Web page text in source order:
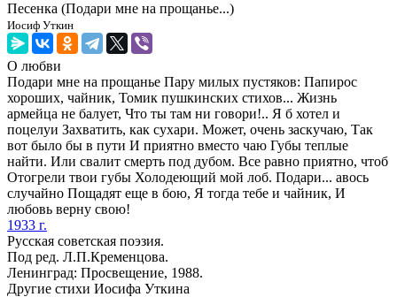
Песенка (Подари мне на прощанье...)
Иосиф Уткин
О любви
Подари мне на прощанье Пару милых пустяков: Папирос
хороших, чайник, Томик пушкинских стихов... Жизнь
армейца не балует, Что ты там ни говори!.. Я б хотел и
поцелуи Захватить, как сухари. Может, очень заскучаю, Так
вот было бы в пути И приятно вместо чаю Губы теплые
найти. Или свалит смерть под дубом. Все равно приятно, чтоб
Отогрели твои губы Холодеющий мой лоб. Подари... авось
случайно Пощадят еще в бою, Я тогда тебе и чайник, И
любовь верну свою!
1933 г.
Русская советская поэзия.
Под ред. Л.П.Кременцова.
Ленинград: Просвещение, 1988.
Другие стихи Иосифа Уткина